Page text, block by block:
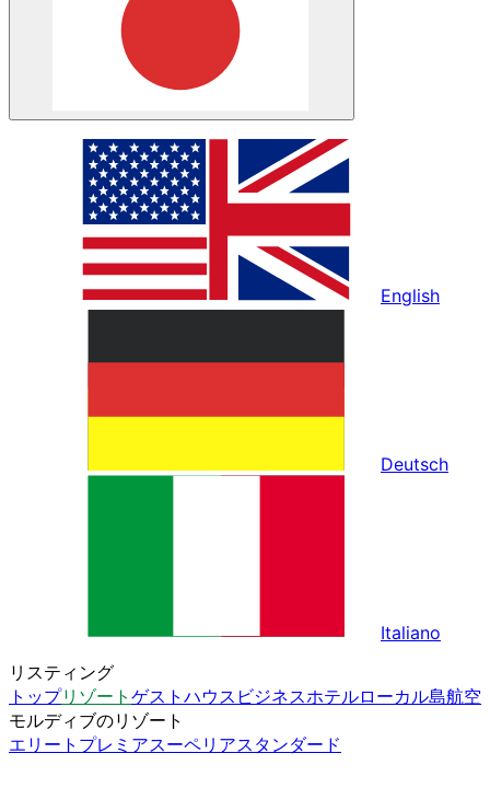
English
Deutsch
Italiano
リスティング
トップリゾート ゲストハウス ビジネスホテルローカル島航空
モルディブのリゾート
エリート プレミアスーペリアスタンダード